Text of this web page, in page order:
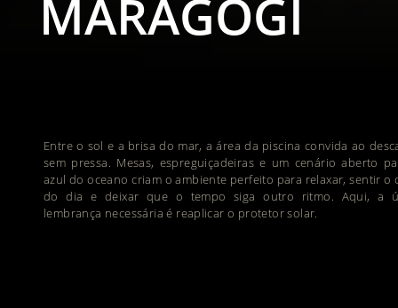
MARAGOGI
Entre o sol e a brisa do mar, a área da piscina convida ao
sem pressa. Mesas, espreguiçadeiras e um cenário aberto
azul do oceano criam o ambiente perfeito para relaxar, sentir o
do dia e deixar que o tempo siga outro ritmo. Aqui, a
lembrança necessária é reaplicar o protetor solar.